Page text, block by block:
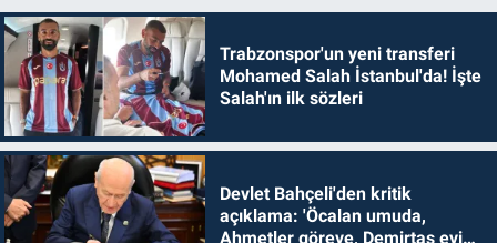
Trabzonspor'un yeni transferi
Mohamed Salah İstanbul'da! İşte
Salah'ın ilk sözleri
Devlet Bahçeli'den kritik
açıklama: 'Öcalan umuda,
Ahmetler göreve, Demirtaş evine